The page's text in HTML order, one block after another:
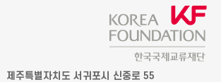
제주특별자치도 서귀포시 신중로 55